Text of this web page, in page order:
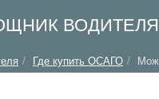
ВОДИТЕЛЯ
Где купить ОСАГО